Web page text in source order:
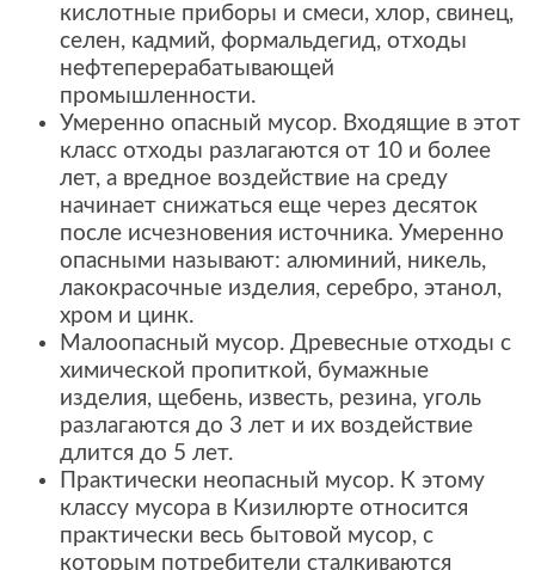
кислотные приборы и смеси, хлор, свинец,
селен, кадмий, формальдегид, отходы
нефтеперерабатывающей
промышленности.
Умеренно опасный мусор. Входящие в этот
класс отходы разлагаются от 10 и более
лет, а вредное воздействие на среду
начинает снижаться еще через десяток
после исчезновения источника. Умеренно
опасными называют: алюминий, никель,
лакокрасочные изделия, серебро, этанол,
хром и цинк.
Малоопасный мусор. Древесные отходы с
химической пропиткой, бумажные
изделия, щебень, известь, резина, уголь
разлагаются до 3 лет и их воздействие
длится до 5 лет.
Практически неопасный мусор. К этому
классу мусора в Кизилюрте относится
практически весь бытовой мусор, с
которым потребители сталкиваются